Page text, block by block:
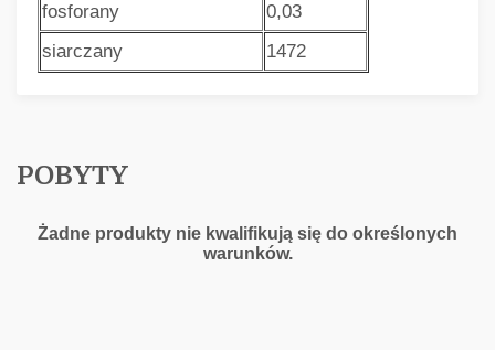
fosforany
0,03
siarczany
1472
POBYTY
Żadne produkty nie kwalifikują się do określonych
warunków.